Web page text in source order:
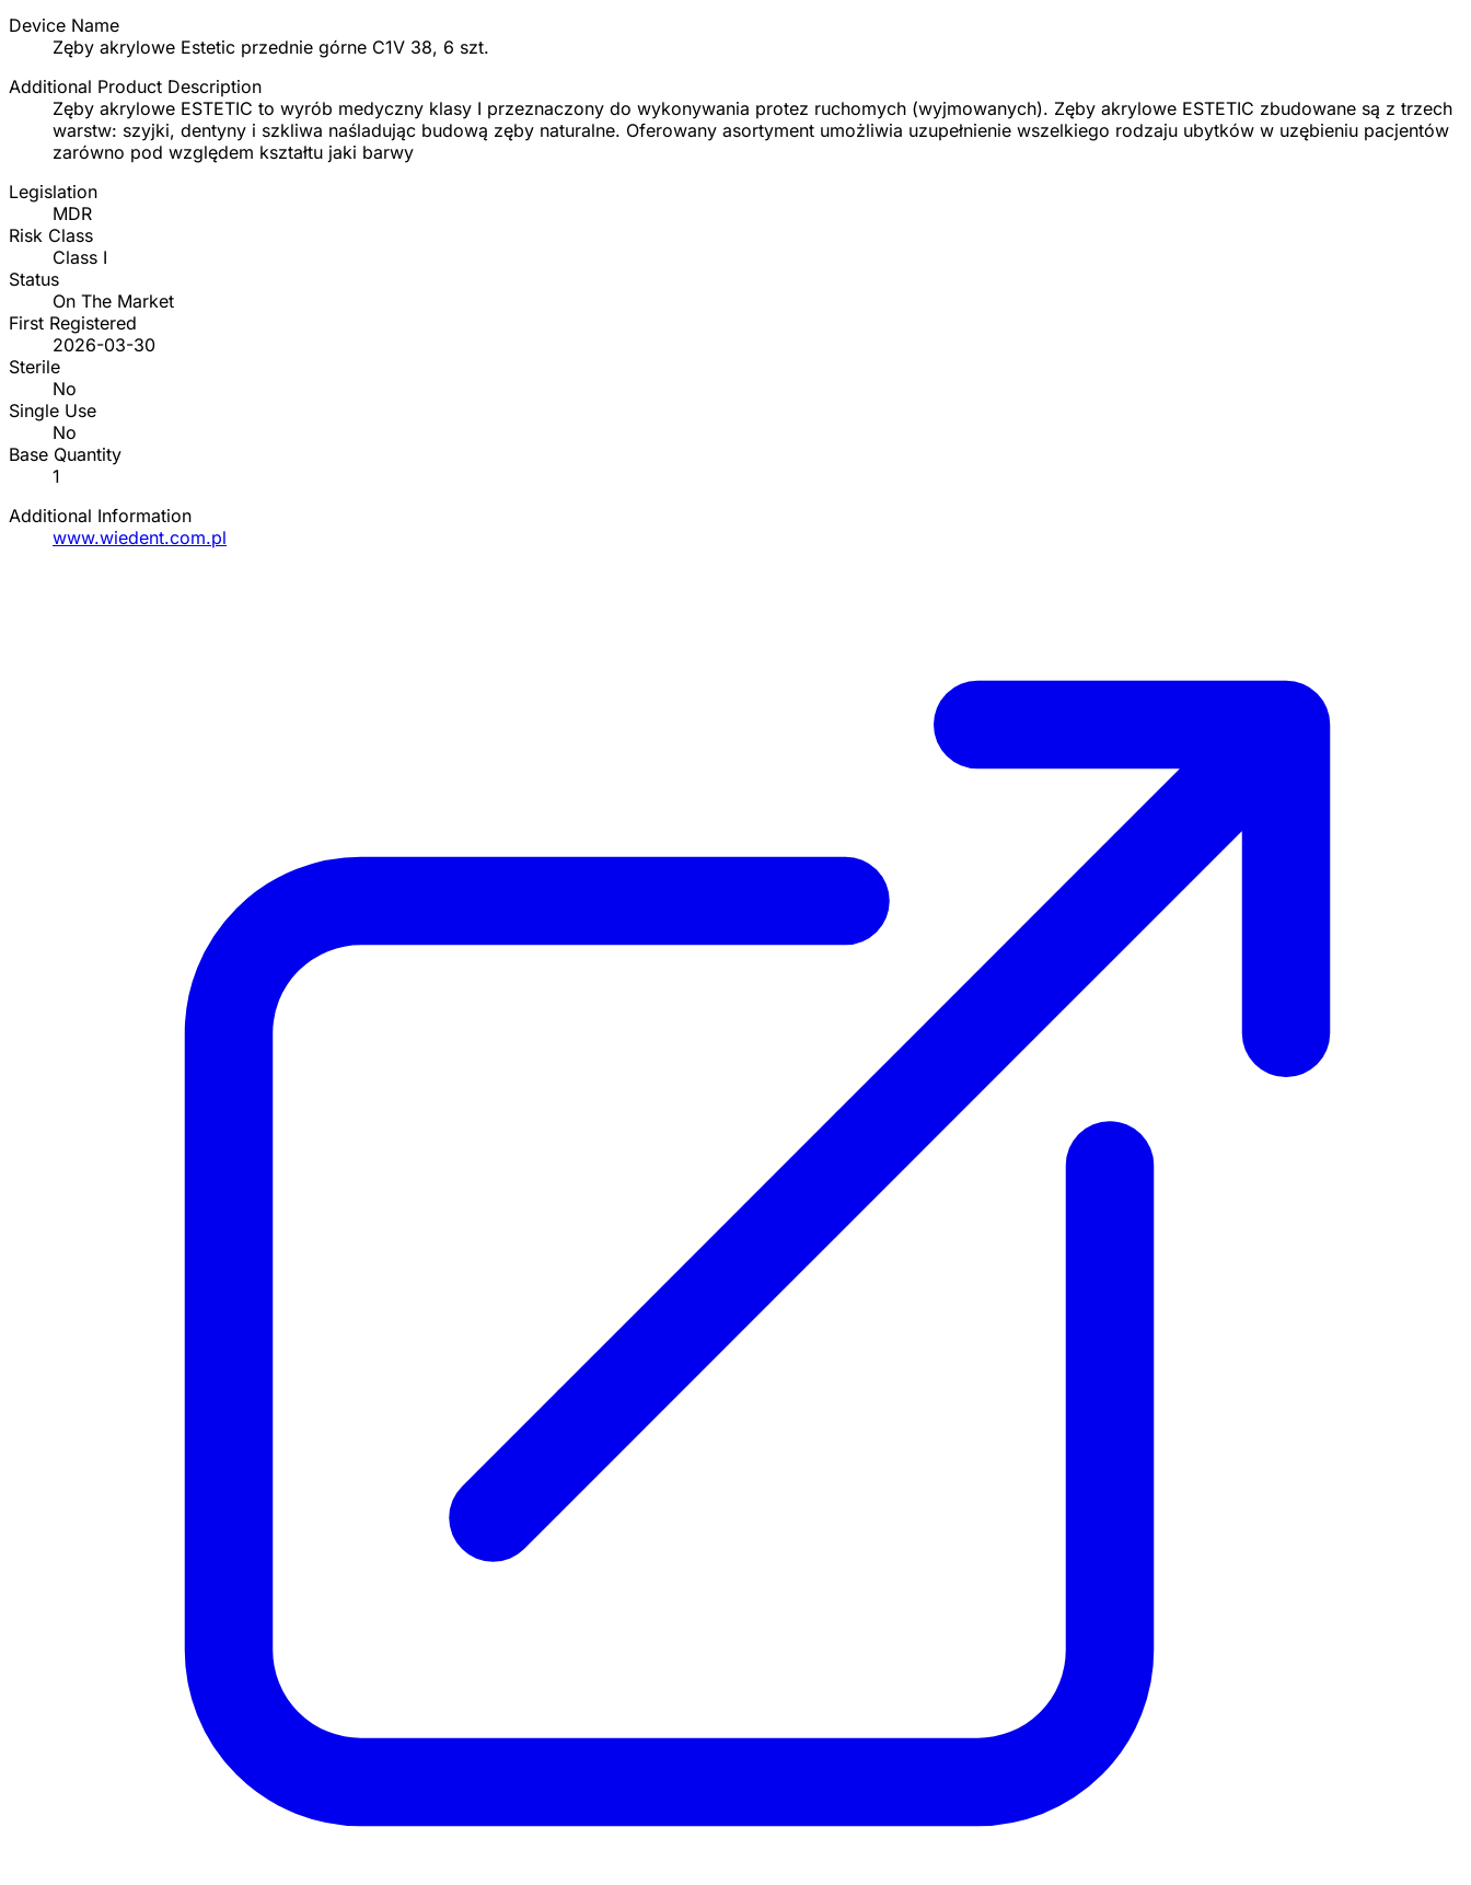
Device Name
Zęby akrylowe Estetic przednie górne C1V 38, 6 szt.
Additional Product Description
Zęby akrylowe ESTETIC to wyrób medyczny klasy I przeznaczony do wykonywania protez ruchomych (wyjmowanych). Zęby akrylowe ESTETIC zbudowane są z trzech
warstw: szyjki, dentyny i szkliwa naśladując budową zęby naturalne. Oferowany asortyment umożliwia uzupełnienie wszelkiego rodzaju ubytków w uzębieniu pacjentów
zarówno pod względem kształtu jaki barwy
Legislation
MDR
Risk Class
Class I
Status
On The Market
First Registered
2026-03-30
Sterile
No
Single Use
No
Base Quantity
1
Additional Information
www.wiedent.com.pl